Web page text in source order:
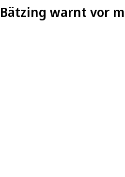
Bätzing warnt vor